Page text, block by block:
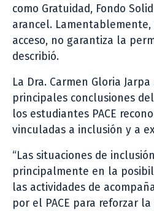
como Gratuidad, Fondo
arancel.
acceso, no garantiza la
describió.
La Dra. Carmen Gloria
principales conclusiones
los estudiantes PACE
vinculadas a inclusión y a
“Las situaciones de
principalmente en la
las actividades de
por el PACE para reforzar